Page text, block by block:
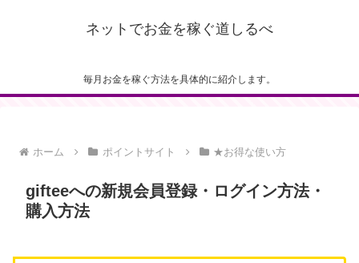
ネットでお金を稼ぐ道しるべ
毎月お金を稼ぐ方法を具体的に紹介します。
ホーム ポイントサイト ★お得な使い方
gifteeへの新規会員登録・ログイン方法・
購入方法